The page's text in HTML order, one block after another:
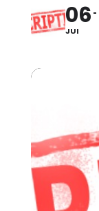
06
JUI